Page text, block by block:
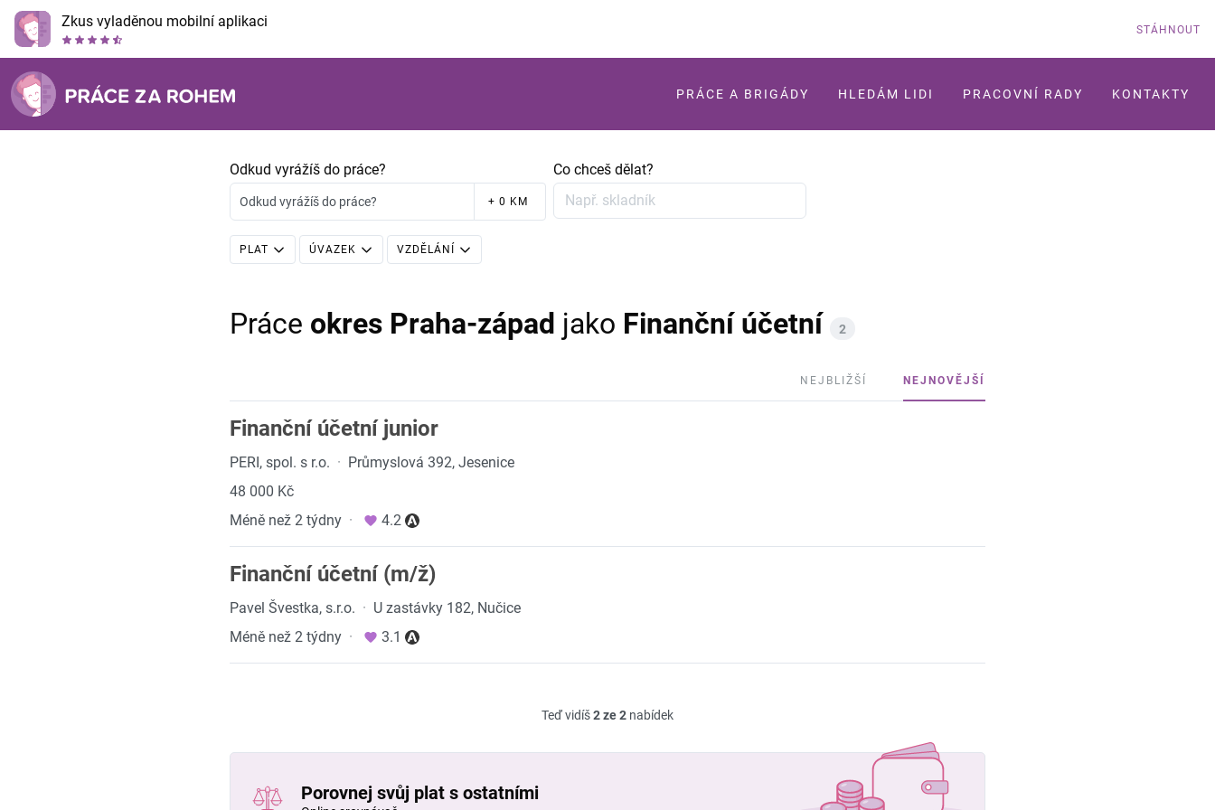
Zkus vyladěnou mobilní aplikaci STÁHNOUT
PRÁCE A BRIGÁDY HLEDÁM LIDI PRACOVNÍ RADY KONTAKTY
Odkud vyrážíš do práce?
Odkud vyrážíš do práce? + 0 KM
Co chceš dělat?
PLAT ÚVAZEK VZDĚLÁNÍ
Práce okres Praha-západ jako Finanční účetní 2
NEJBLIŽŠÍ NEJNOVĚJŠÍ
Finanční účetní junior
PERI, spol. s r.o. · Průmyslová 392, Jesenice
48 000 Kč
Méně než 2 týdny · 4.2
Finanční účetní (m/ž)
Pavel Švestka, s.r.o. · U zastávky 182, Nučice
Méně než 2 týdny · 3.1
Teď vidíš2 ze 2 nabídek
Porovnej svůj plat s ostatními